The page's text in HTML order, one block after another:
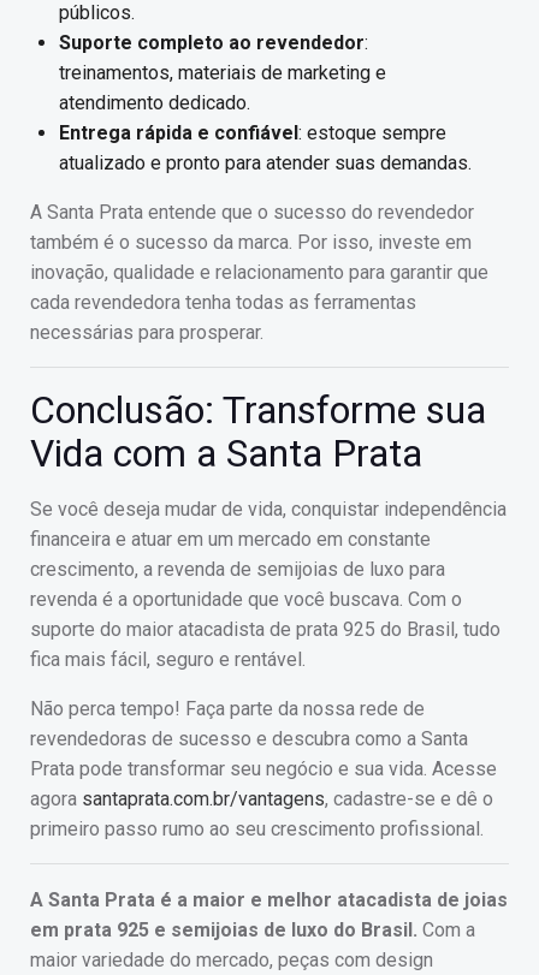
públicos.
Suporte completo ao revendedor:
treinamentos, materiais de marketing e
atendimento dedicado.
Entrega rápida e confiável : estoque sempre
atualizado e pronto para atender suas demandas.
A Santa Prata entende que o sucesso do revendedor
também é o sucesso da marca. Por isso, investe em
inovação, qualidade e relacionamento para garantir que
cada revendedora tenha todas as ferramentas
necessárias para prosperar.
Conclusão: Transforme sua
Vida com a Santa Prata
Se você deseja mudar de vida, conquistar independência
financeira e atuar em um mercado em constante
crescimento, a revenda de semijoias de luxo para
revenda é a oportunidade que você buscava. Com o
suporte do maior atacadista de prata 925 do Brasil, tudo
fica mais fácil, seguro e rentável.
Não perca tempo! Faça parte da nossa rede de
revendedoras de sucesso e descubra como a Santa
Prata pode transformar seu negócio e sua vida. Acesse
agora santaprata.com.br/vantagens, cadastre-se e dê o
primeiro passo rumo ao seu crescimento profissional.
A Santa Prata é a maior e melhor atacadista de joias
em prata 925 e semijoias de luxo do Brasil. Com a
maior variedade do mercado, peças com design